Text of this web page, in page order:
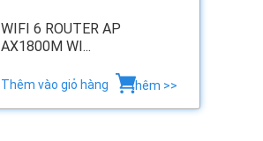
WIFI 6 ROUTER AP
AX1800M WI...
Thêm vào giỏ hàng thêm >>